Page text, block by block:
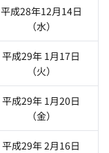
平成28年12月14日
（水）
平成29年 1月17日
（火）
平成29年 1月20日
（金）
平成29年 2月16日